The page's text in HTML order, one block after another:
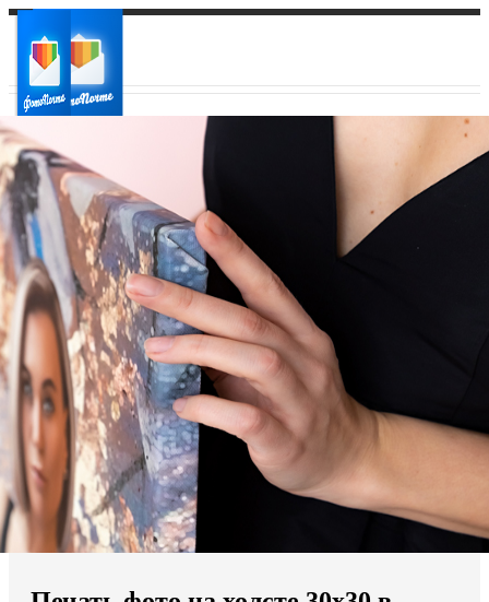
Ваш город:
Ваш регион доставки
Выберите из списка:
Мы доставляем по всему миру